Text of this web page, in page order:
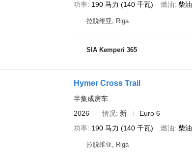
功率 190 马力 (140 千瓦) 燃油 柴油
拉脱维亚, Riga
SIA Kemperi 365
Hymer Cross Trail
半集成房车
2026
情况 新
Euro 6
功率 190 马力 (140 千瓦) 燃油 柴油
拉脱维亚, Riga